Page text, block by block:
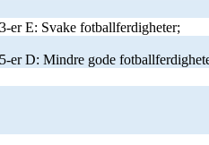
er E: Svake fotballferdigheter;
er D: Mindre gode